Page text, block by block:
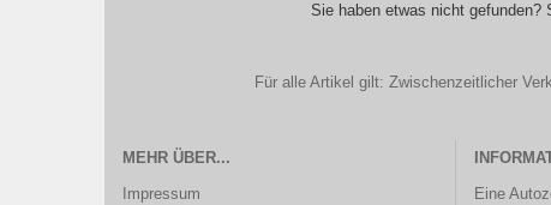
Sie haben etwas nicht gefunden?
Für alle Artikel gilt: Zwischenzeitlicher
MEHR ÜBER...
Impressum
Eine